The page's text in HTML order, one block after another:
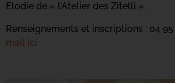
Elodie de « l’Atelier des Zitelli ».
Renseignements et inscriptions : 04 95
mail ici